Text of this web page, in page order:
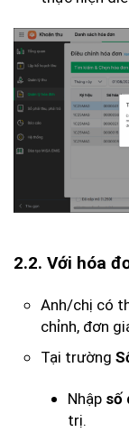
2.2. Với hóa
Anh/chị có
chỉnh, đơn
Tại trường
Nhập số
trị.